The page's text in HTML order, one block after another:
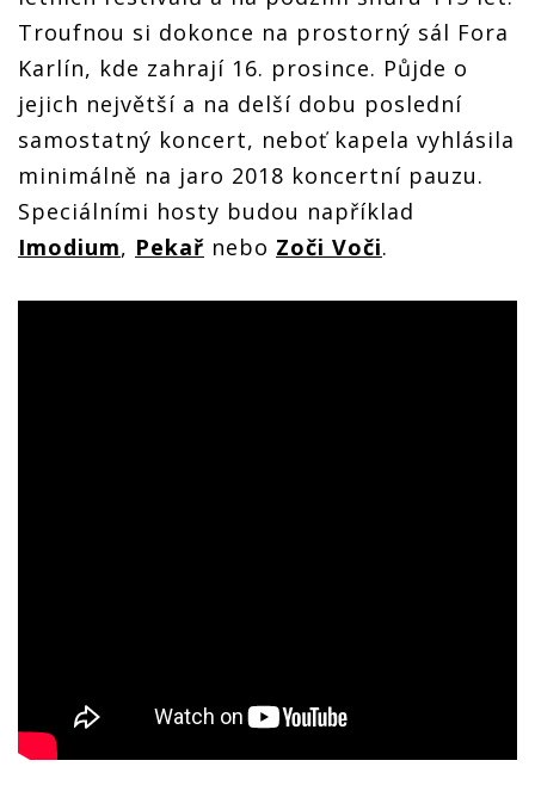
Troufnou si dokonce na prostorný sál Fora
Karlín, kde zahrají 16. prosince. Půjde o
jejich největší a na delší dobu poslední
samostatný koncert, neboť kapela vyhlásila
minimálně na jaro 2018 koncertní pauzu.
Speciálními hosty budou například
Imodium, Pekař nebo Zoči Voči.